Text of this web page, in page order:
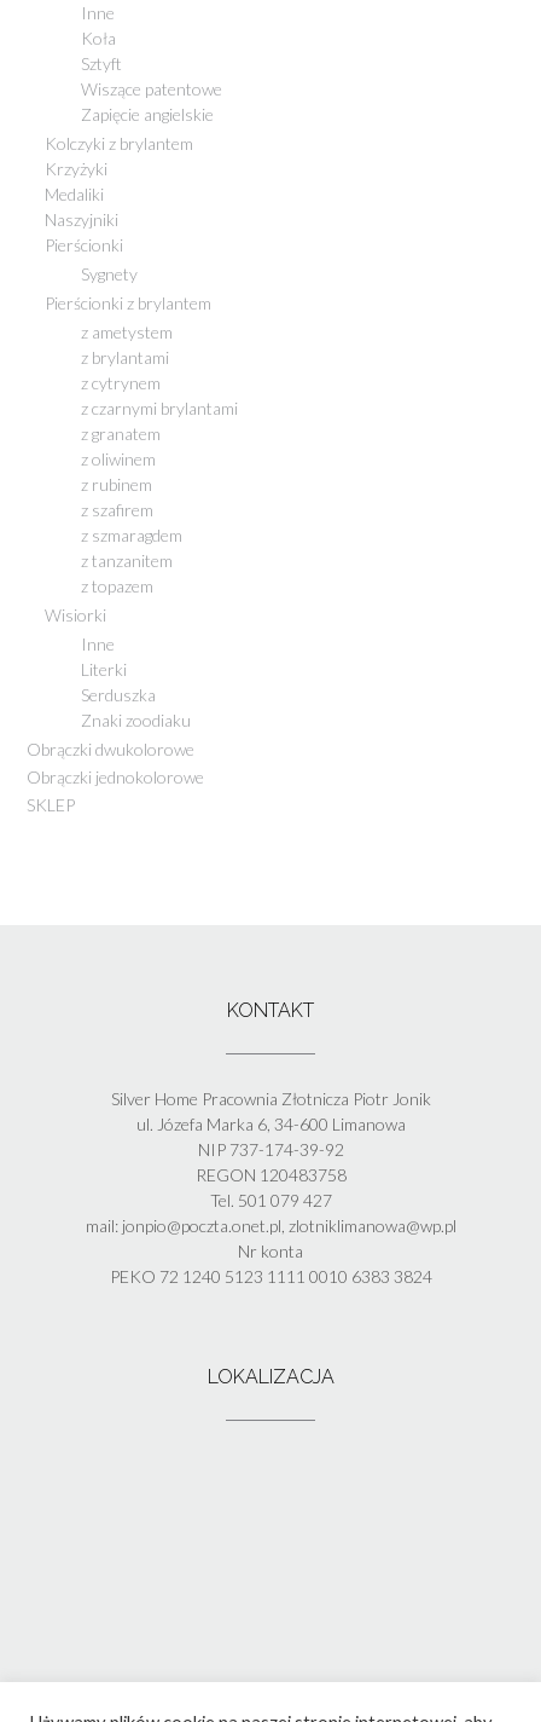
Inne
Koła
Sztyft
Wiszące patentowe
Zapięcie angielskie
Kolczyki z brylantem
Krzyżyki
Medaliki
Naszyjniki
Pierścionki
Sygnety
Pierścionki z brylantem
z ametystem
z brylantami
z cytrynem
z czarnymi brylantami
z granatem
z oliwinem
z rubinem
z szafirem
z szmaragdem
z tanzanitem
z topazem
Wisiorki
Inne
Literki
Serduszka
Znaki zoodiaku
Obrączki dwukolorowe
Obrączki jednokolorowe
SKLEP
KONTAKT
Silver Home Pracownia Złotnicza Piotr Jonik
ul. Józefa Marka 6, 34-600 Limanowa
NIP 737-174-39-92
REGON 120483758
Tel. 501 079 427
mail: jonpio@poczta.onet.pl, zlotniklimanowa@wp.pl
Nr konta
PEKO 72 1240 5123 1111 0010 6383 3824
LOKALIZACJA